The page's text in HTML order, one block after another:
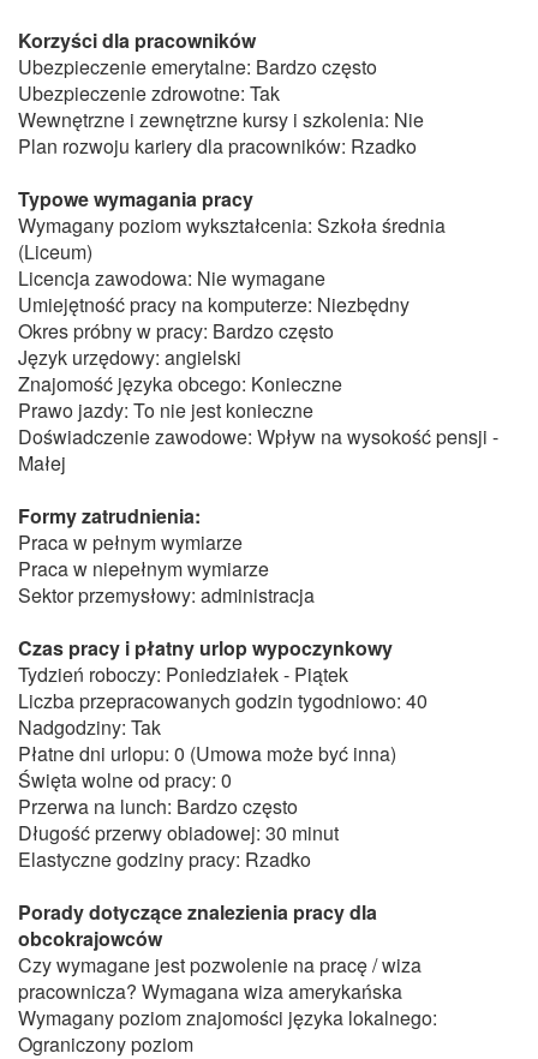
Korzyści dla pracowników
Ubezpieczenie emerytalne: Bardzo często
Ubezpieczenie zdrowotne: Tak
Wewnętrzne i zewnętrzne kursy i szkolenia: Nie
Plan rozwoju kariery dla pracowników: Rzadko
Typowe wymagania pracy
Wymagany poziom wykształcenia: Szkoła średnia
(Liceum)
Licencja zawodowa: Nie wymagane
Umiejętność pracy na komputerze: Niezbędny
Okres próbny w pracy: Bardzo często
Język urzędowy: angielski
Znajomość języka obcego: Konieczne
Prawo jazdy: To nie jest konieczne
Doświadczenie zawodowe: Wpływ na wysokość pensji -
Małej
Formy zatrudnienia:
Praca w pełnym wymiarze
Praca w niepełnym wymiarze
Sektor przemysłowy: administracja
Czas pracy i płatny urlop wypoczynkowy
Tydzień roboczy: Poniedziałek - Piątek
Liczba przepracowanych godzin tygodniowo: 40
Nadgodziny: Tak
Płatne dni urlopu: 0 (Umowa może być inna)
Święta wolne od pracy: 0
Przerwa na lunch: Bardzo często
Długość przerwy obiadowej: 30 minut
Elastyczne godziny pracy: Rzadko
Porady dotyczące znalezienia pracy dla
obcokrajowców
Czy wymagane jest pozwolenie na pracę / wiza
pracownicza? Wymagana wiza amerykańska
Wymagany poziom znajomości języka lokalnego:
Ograniczony poziom